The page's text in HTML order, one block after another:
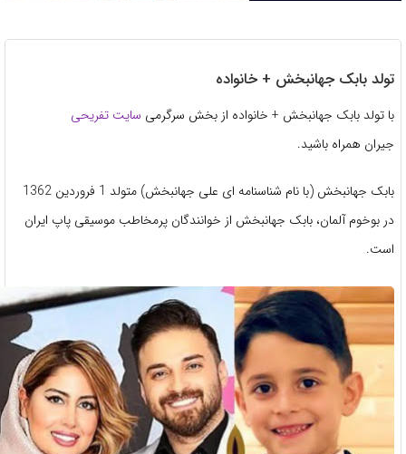
بابک جهانبخش + خانواده
تولد بابک جهانبخش + خانواده از بخش سرگرمیسایت تفریحی
همراه باشید.
بابک جهانبخش (با نام شناسنامه ای علی جهانبخش) متولد 1 فروردین 1362
آلمان، بابک جهانبخش از خوانندگان پرمخاطب موسیقی پاپ ایران